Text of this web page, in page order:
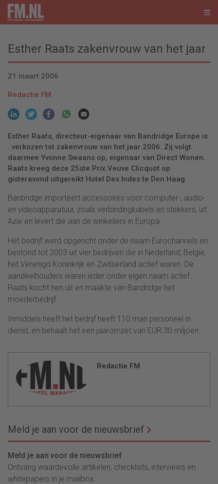
Esther Raats zakenvrouw van het jaar
21 maart 2006
Redactie FM
Esther Raats, directeur-eigenaar van Bandridge Europe is
. verkozen tot zakenvrouw van het jaar 2006. Zij volgt
daarmee Yvonne Swaans op, eigenaar van Direct Wonen.
Raats kreeg deze 25ste Prix Veuve Clicquot op
gisteravond uitgereikt Hotel Des Indes te Den Haag
Banbridge importeert accessoires voor computer-, audio-
en videoapparatuur, zoals verbindingkabels en stekkers, uit
Azie en levert die aan de winkeliers in Europa.
Het bedrijf werd opgericht onder de naam Eurochannels en
bestond tot 2003 uit vier bedrijven die in Nederland, België,
het Verenigd Koninkrijk en Zwitserland actief waren. De
aandeelhouders waren ieder onder eigen naam actief.
Raats kocht hen uit en maakte van Bandridge het
moederbedrijf.
Inmiddels heeft het bedrijf heeft 110 man personeel in
dienst, en behaalt het een jaaromzet van EUR 30 miljoen.
Redactie FM
Meld je aan voor de nieuwsbrief
Meld je aan voor de nieuwsbrief
Ontvang waardevolle artikelen, checklists, interviews en
whitepapers in je mailbox.